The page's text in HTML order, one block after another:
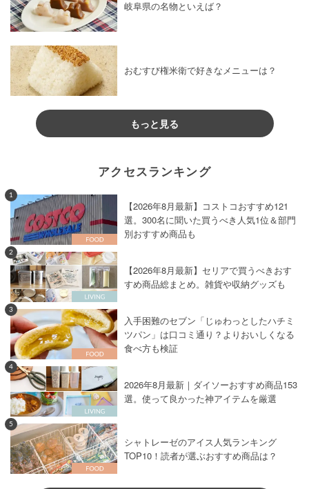
岐阜県の名物といえば？
おむすび権米衛で好きなメニューは？
もっと見る
アクセスランキング
1
【2026年8月最新】コストコおすすめ121
選。300名に聞いた買うべき人気1位＆部門
別おすすめ商品も
2
【2026年8月最新】セリアで買うべきおす
すめ商品総まとめ。雑貨や収納グッズも
3
入手困難のセブン「じゅわっとしたハチミ
ツパン」は口コミ通り？よりおいしくなる
食べ方も検証
4
2026年8月最新｜ダイソーおすすめ商品153
選。使って良かった神アイテムを厳選
5
シャトレーゼのアイス人気ランキング
TOP10！読者が選ぶおすすめ商品は？